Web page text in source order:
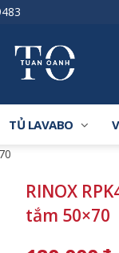
TỦ LAVABO
RINOX
tắm 50×70